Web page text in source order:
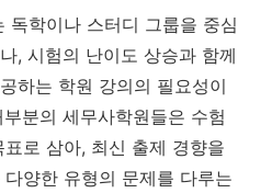
독학이나 스터디 그룹을 중심
, 시험의 난이도 상승과 함께
하는 학원 강의의 필요성이
분의 세무사학원들은 수험
로 삼아, 최신 출제 경향을
양한 유형의 문제를 다루는